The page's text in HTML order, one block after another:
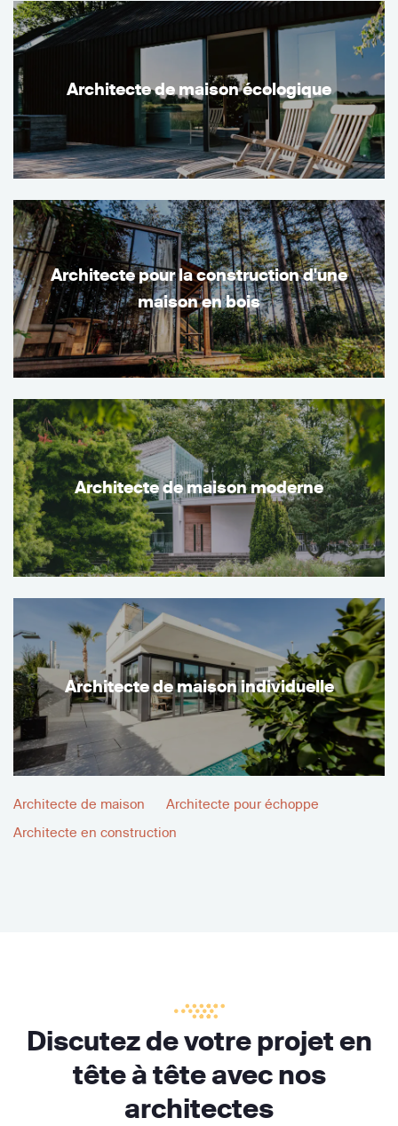
Architecte de maison écologique
Architecte pour la construction d'une
maison en bois
Architecte de maison moderne
Architecte de maison individuelle
Architecte de maison
Architecte pour échoppe
Architecte en construction
Discutez de votre projet en
tête à tête avec nos
architectes